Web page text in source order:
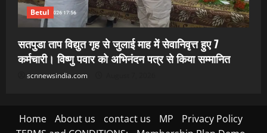
Betul
सतपुडा ताप विद्युत गृह से जुलाई माह में सेवानिवृत्त हुए 7
कर्मचारी। विष्णु पवार को अभिनंदन पत्र से किया सम्मानित
scnnewsindia.com
Home About us contact us MP
Privacy Policy